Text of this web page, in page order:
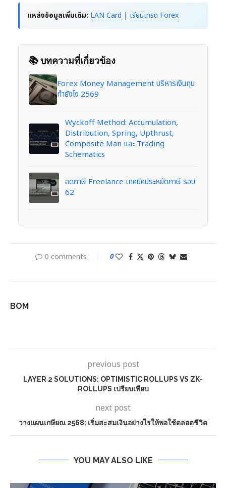
แหล่งข้อมูลเพิ่มเติม: LAN Card | เรียนเทรด Forex
📚 บทความที่เกี่ยวข้อง
Forex Money Management บริหารเงินทุน
ทำยังไง 2569
Wyckoff Method: Accumulation,
Distribution, Spring, Upthrust,
Composite Man และ Trading
Schematics
ลดภาษี Freelance เทคนิคประหยัดภาษี รอบ
62
0 comments 0
BOM
previous post
LAYER 2 SOLUTIONS: OPTIMISTIC ROLLUPS VS ZK-
ROLLUPS เปรียบเทียบ
next post
วางแผนเกษียณ 2568: เริ่มสะสมเงินอย่างไรให้พอใช้ตลอดชีวิต
YOU MAY ALSO LIKE